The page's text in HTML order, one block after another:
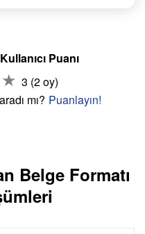
Puanı
3 (2 oy)
mı? Puanlayın!
Belge Formatı